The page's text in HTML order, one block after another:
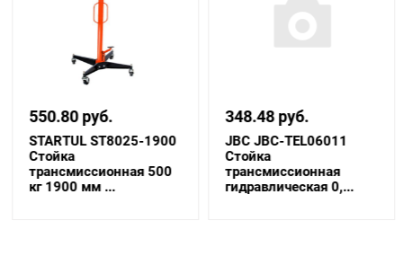
550.80 руб.
STARTUL ST8025-1900
Стойка
трансмиссионная 500
кг 1900 мм ...
348.48 руб.
JBC JBC-TEL06011
Стойка
трансмиссионная
гидравлическая 0,...